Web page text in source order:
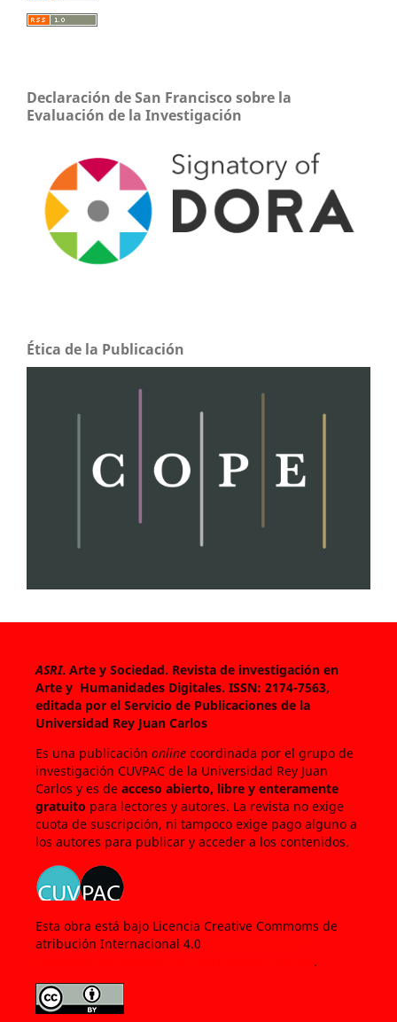
Declaración de San Francisco sobre la
Evaluación de la Investigación
Ética de la Publicación
ASRI. Arte y Sociedad. Revista de investigación en
Arte y Humanidades Digitales. ISSN: 2174-7563,
editada por el Servicio de Publicaciones de la
Universidad Rey Juan Carlos
Es una publicación onlinecoordinada por el grupo de
investigación CUVPAC de la Universidad Rey Juan
Carlos y es de acceso abierto, libre y enteramente
gratuito para lectores y autores. La revista no exige
cuota de suscripción, ni tampoco exige pago alguno a
los autores para publicar y acceder a los contenidos.
Esta obra está bajo Licencia Creative Commoms de
atribución Internacional 4.0
.